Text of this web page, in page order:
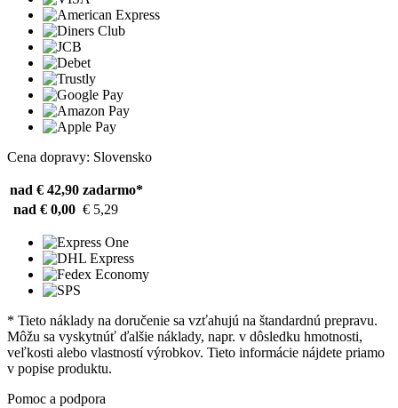
Cena dopravy: Slovensko
nad € 42,90 zadarmo*
nad € 0,00 € 5,29
* Tieto náklady na doručenie sa vzťahujú na štandardnú prepravu.
Môžu sa vyskytnúť ďalšie náklady, napr. v dôsledku hmotnosti,
veľkosti alebo vlastností výrobkov. Tieto informácie nájdete priamo
v popise produktu.
Pomoc a podpora